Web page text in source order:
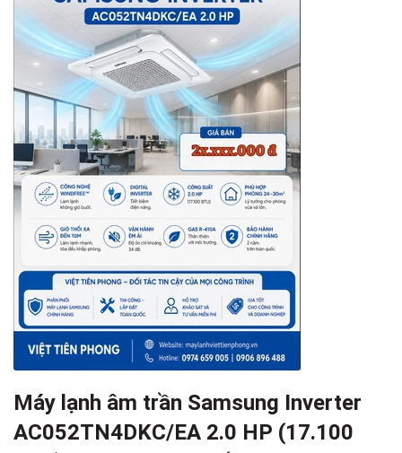
Máy lạnh âm trần Samsung Inverter
AC052TN4DKC/EA 2.0 HP (17.100